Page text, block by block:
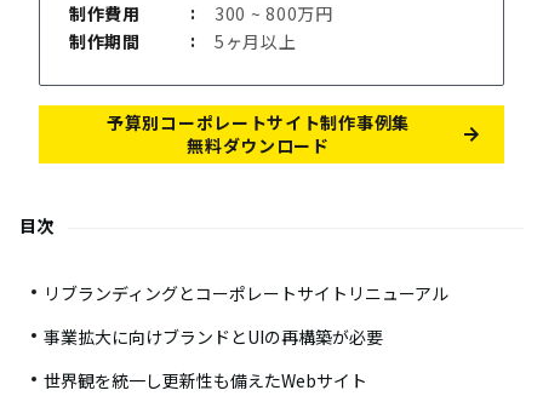
目次
リブランディングとコーポレートサイトリニューアル
事業拡大に向けブランドとUIの再構築が必要
世界観を統一し更新性も備えたWebサイト
制作費用
300 ~ 800万円
制作期間
5ヶ月以上
予算別コーポレートサイト制作事例集
無料ダウンロード